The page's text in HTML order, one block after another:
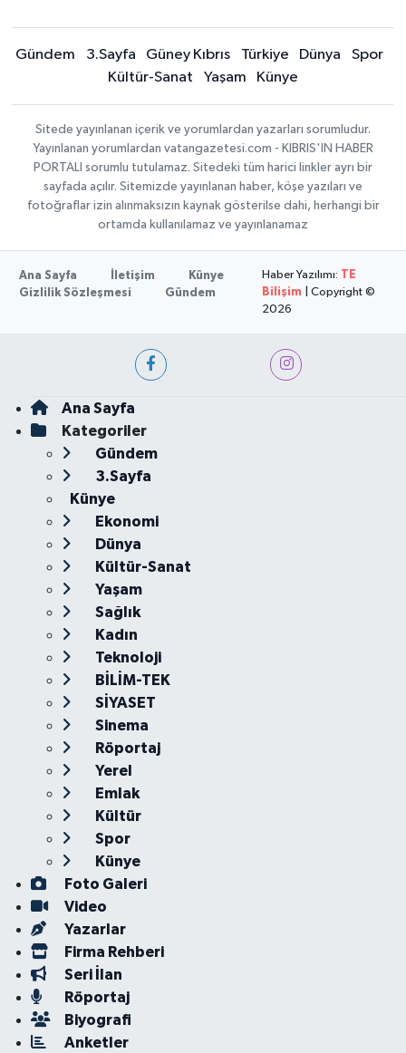
Gündem 3.Sayfa Güney Kıbrıs Türkiye Dünya
Spor
Kültür-Sanat
Yaşam Künye
Sitede yayınlanan içerik ve yorumlardan yazarları sorumludur.
Yayınlanan yorumlardan vatangazetesi.com - KIBRIS'IN HABER
PORTALI sorumlu tutulamaz. Sitedeki tüm harici linkler ayrı bir
sayfada açılır. Sitemizde yayınlanan haber, köşe yazıları ve
fotoğraflar izin alınmaksızın kaynak gösterilse dahi, herhangi bir
ortamda kullanılamaz ve yayınlanamaz
Ana Sayfa İletişim
Künye
Gizlilik Sözleşmesi
Gündem
Haber Yazılımı: TE
Bilişim | Copyright ©
2026
Ana Sayfa
Kategoriler
Gündem
3.Sayfa
Künye
Ekonomi
Dünya
Kültür-Sanat
Yaşam
Sağlık
Kadın
Teknoloji
BİLİM-TEK
SİYASET
Sinema
Röportaj
Yerel
Emlak
Kültür
Spor
Künye
Foto Galeri
Video
Yazarlar
Firma Rehberi
Seri İlan
Röportaj
Biyografi
Anketler